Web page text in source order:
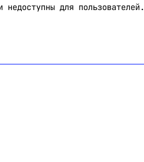
недоступны для пользователей.